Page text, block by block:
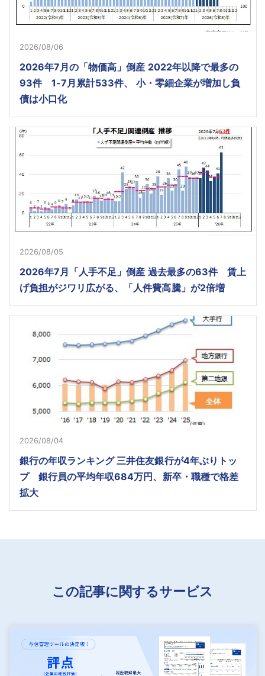
2026/08/06
2026年7月の「物価高」倒産 2022年以降で最多の
93件 1-7月累計533件、 小・零細企業が増加し負
債は小口化
2026/08/05
2026年7月「人手不足」倒産 過去最多の63件 賃上
げ負担がジワリ広がる、「人件費高騰」が2倍増
2026/08/04
銀行の年収ランキング 三井住友銀行が4年ぶりトッ
プ 銀行員の平均年収684万円、新卒・職種で格差
拡大
この記事に関するサービス